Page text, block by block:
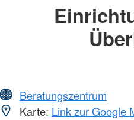
Beratungszentrum
Karte: Link zur Google